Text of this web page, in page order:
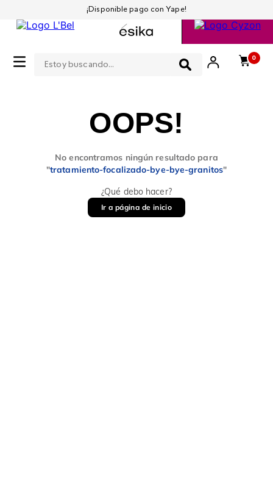
0
¡Disponible pago con Yape!
OOPS!
No encontramos ningún resultado para
"tratamiento-focalizado-bye-bye-granitos"
¿Qué debo hacer?
Ir a página de inicio